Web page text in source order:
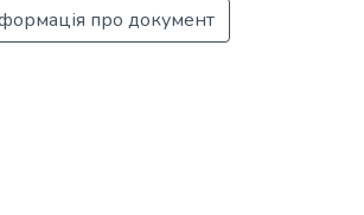
про документ